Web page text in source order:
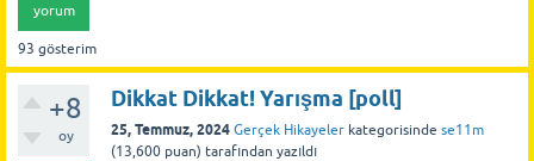
yorum
93 gösterim
+8
oy
Dikkat Dikkat! Yarışma [poll]
25, Temmuz, 2024 Gerçek Hikayeler kategorisinde se11m
(13,600 puan) tarafından yazıldı